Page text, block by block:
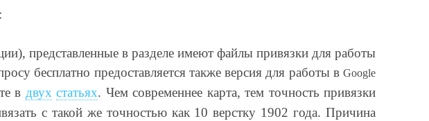
:
представленные в разделе имеют файлы привязки для работы
бесплатно предоставляется также версия для работы вGoogle
в двух статьях. Чем современнее карта, тем точность привязки
с такой же точностью как 10 верстку 1902 года. Причина